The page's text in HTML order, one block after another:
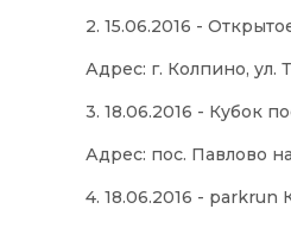
2. 15.06.2016 -
Адрес: г. Колпино, ул.
3. 18.06.2016 - Кубок
Адрес: пос. Павлово
4. 18.06.2016 - parkrun